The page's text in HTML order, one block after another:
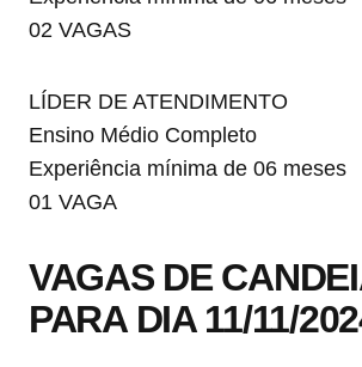
02 VAGAS
LÍDER DE ATENDIMENTO
Ensino Médio Completo
Experiência mínima de 06 meses
01 VAGA
VAGAS DE
PARA DIA 11/11/